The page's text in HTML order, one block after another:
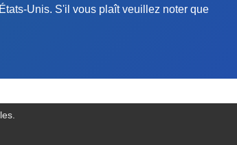
Unis. S'il vous plaît veuillez noter que